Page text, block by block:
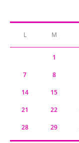
L M
1
7 8
14 15
21 22
28 29